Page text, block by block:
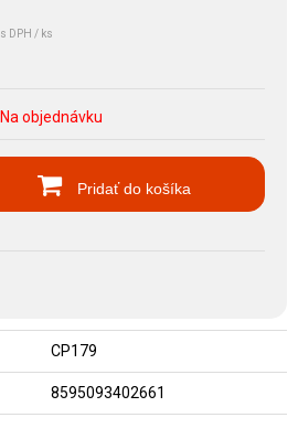
s DPH / ks
Na objednávku
Pridať do košíka
CP179
8595093402661